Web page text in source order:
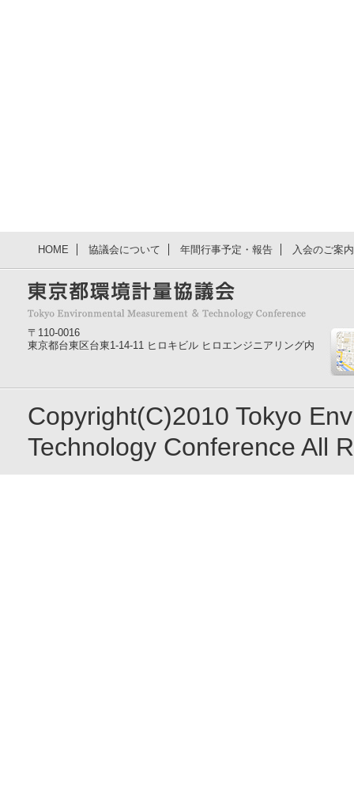
HOME 協議会について 年間行事予定・報告 入会のご案
〒110-0016
東京都台東区台東1-14-11 ヒロキビル ヒロエンジニアリング内
Copyright(C)2010 Tokyo
Technology Conference All